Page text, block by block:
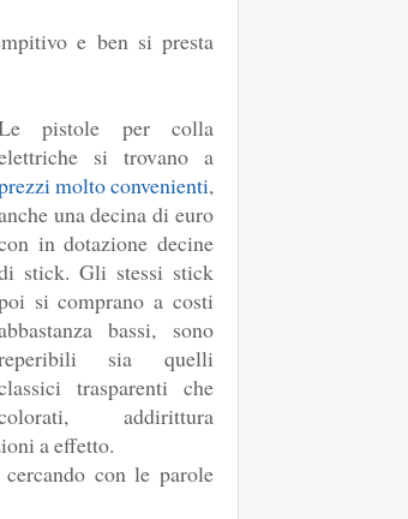
e ben si presta
pistole per colla
si trovano a
molto convenienti,
una decina di euro
in dotazione decine
stick. Gli stessi stick
si comprano a costi
bassi, sono
sia quelli
trasparenti che
addirittura
a effetto.
con le parole